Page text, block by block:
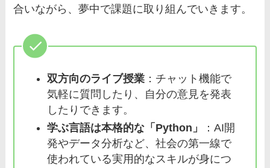
合いながら、夢中で課題に取り組んでいきます。
双方向のライブ授業 ：チャット機能で
気軽に質問したり、自分の意見を発表
したりできます。
学ぶ言語は本格的な「Python」
：AI開
発やデータ分析など、社会の第一線で
使われている実用的なスキルが身につ